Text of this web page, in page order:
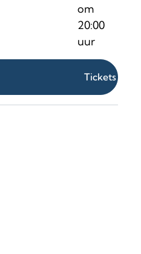
om
20:00
uur
Tickets